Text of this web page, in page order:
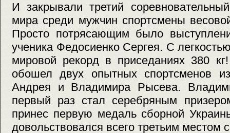
И закрывали третий
мира среди мужчин спортсмены
Просто потрясающим было
ученика Федосиенко Сергея. С
мировой рекорд в приседаниях 380
обошел двух опытных спортсменов
Андрея и Владимира Рысева.
первый раз стал серебряным
принес первую медаль сборной
довольствовался всего третьим местом